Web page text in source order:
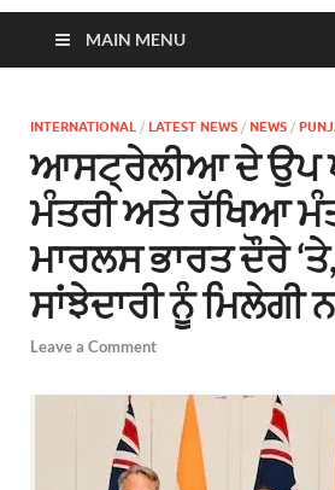
MAIN MENU
INTERNATIONAL / LATEST NEWS / NEWS /
ਆਸਟ੍ਰੇਲੀਆ ਦੇ ਉਪ
ਮੰਤਰੀ ਅਤੇ ਰੱਖਿਆ
ਮਾਰਲਸ ਭਾਰਤ ਦੌਰੇ
ਸਾਂਝੇਦਾਰੀ ਨੂੰ ਮਿਲੇਗੀ
Leave a Comment